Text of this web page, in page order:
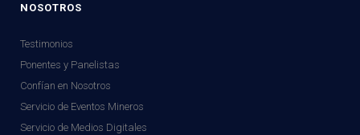
NOSOTROS
Testimonios
Ponentes y Panelistas
Confían en Nosotros
Servicio de Eventos Mineros
Servicio de Medios Digitales